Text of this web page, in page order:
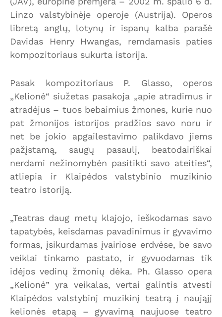
Linzo valstybinėje operoje (Austrija). Operos
libretą anglų, lotynų ir ispanų kalba parašė
Davidas Henry Hwangas, remdamasis paties
kompozitoriaus sukurta istorija.
Pasak kompozitoriaus P. Glasso, operos
„Kelionė“ siužetas pasakoja „apie atradimus ir
atradėjus – tuos bebaimius žmones, kurie nuo
pat žmonijos istorijos pradžios savo noru ir
net be jokio apgailestavimo palikdavo jiems
pažįstamą, saugų pasaulį, beatodairiškai
nerdami nežinomybėn pasitikti savo ateities“,
atliepia ir Klaipėdos valstybinio muzikinio
teatro istoriją.
„Teatras daug metų klajojo, ieškodamas savo
tapatybės, keisdamas pavadinimus ir gyvavimo
formas, įsikurdamas įvairiose erdvėse, be savo
veiklai tinkamo pastato, ir gyvuodamas tik
idėjos vedinų žmonių dėka. Ph. Glasso opera
„Kelionė” yra veikalas, vertai galintis atvesti
Klaipėdos valstybinį muzikinį teatrą į naująjį
kelionės etapą – gyvavimą naujuose teatro